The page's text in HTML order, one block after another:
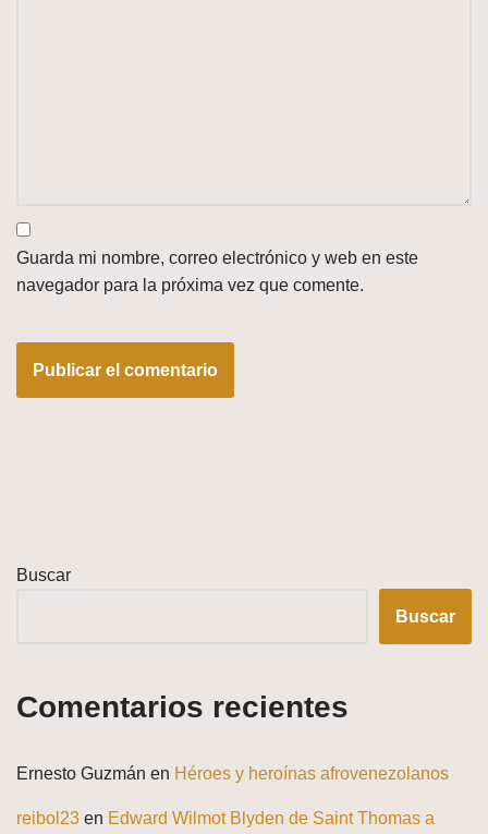
Guarda mi nombre, correo electrónico y web en este
navegador para la próxima vez que comente.
Buscar
Buscar
Comentarios recientes
Ernesto Guzmán en Héroes y heroínas afrovenezolanos
reibol23 en Edward Wilmot Blyden de Saint Thomas a